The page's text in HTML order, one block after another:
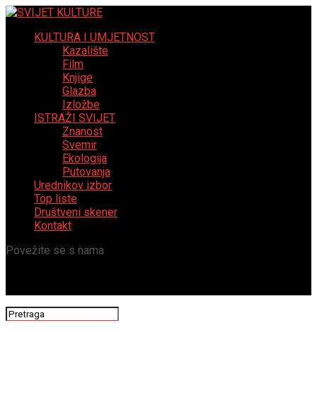
KULTURA I UMJETNOST
Kazalište
Film
Knjige
Glazba
Izložbe
ISTRAŽI SVIJET
Znanost
Svemir
Ekologija
Putovanja
Urednikov izbor
Top liste
Društveni skener
Kontakt
Povežite se s nama